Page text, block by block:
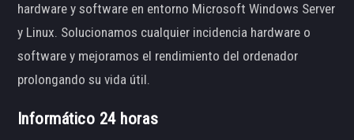
hardware y software en entorno Microsoft Windows Server
y Linux. Solucionamos cualquier incidencia hardware o
software y mejoramos el rendimiento del ordenador
prolongando su vida útil.
Informático 24 horas